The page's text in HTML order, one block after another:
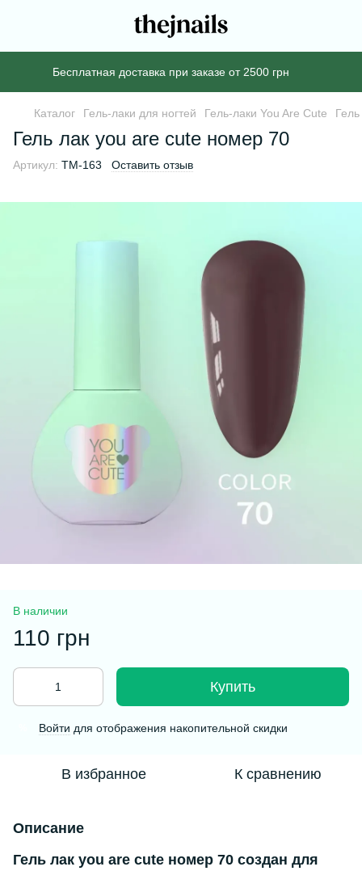
Бесплатная доставка при заказе от 2500 грн
Каталог Гель-лаки для ногтей Гель-лаки You Are Cute
Гель лак you are cute номер 70
Артикул: TM-163 Оставить отзыв
В наличии
110 грн
Купить
Войти для отображения накопительной скидки
В избранное К сравнению
Описание
Гель лак you are cute номер 70 создан для